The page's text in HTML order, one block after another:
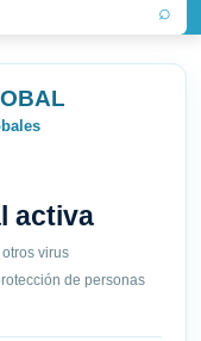
⌕
activa
virus
de personas